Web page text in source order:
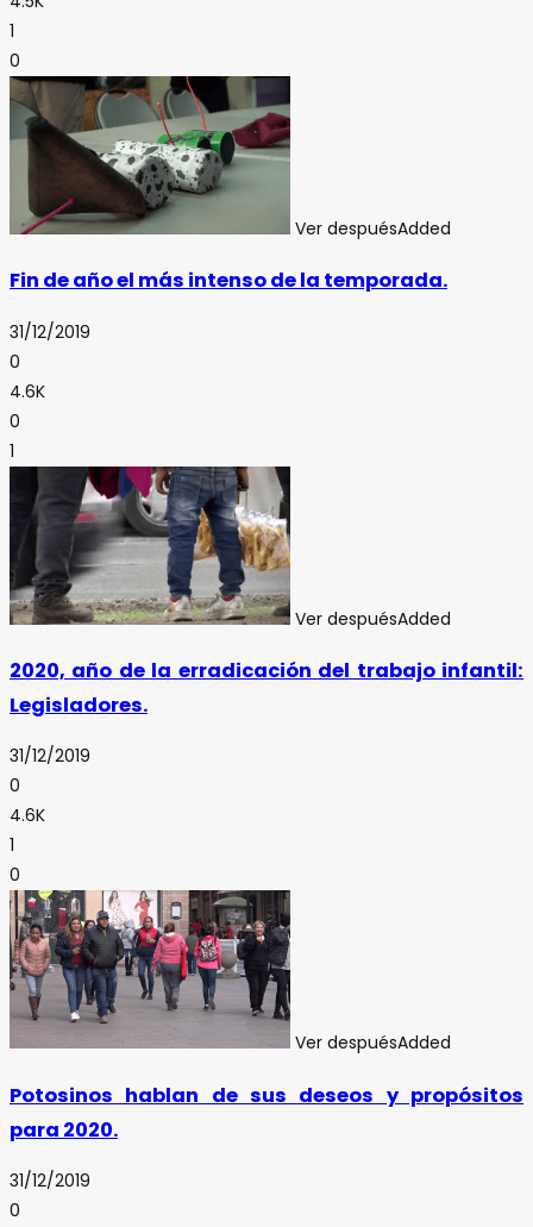
1
0
Ver despuésAdded
Fin de año el más intenso de la temporada.
31/12/2019
0
4.6K
0
1
Ver despuésAdded
2020, año de la erradicación del trabajo infantil:
Legisladores.
31/12/2019
0
4.6K
1
0
Ver despuésAdded
Potosinos hablan de sus deseos y propósitos
para 2020.
31/12/2019
0